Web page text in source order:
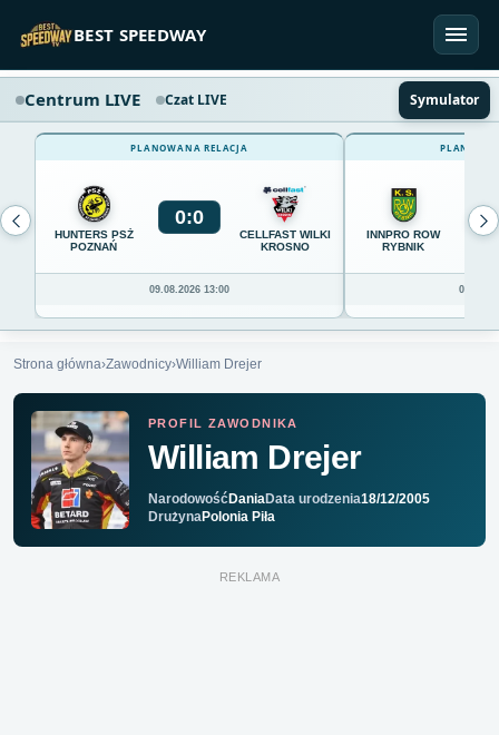
BEST SPEEDWAY
Centrum LIVE Czat LIVE Symulator
PLANOWANA RELACJA
HUNTERS PSŻ
POZNAŃ
0:0
CELLFAST WILKI
KROSNO
09.08.2026 13:00
INNPRO ROW
RYBNIK
0
Strona główna›Zawodnicy›William Drejer
PROFIL ZAWODNIKA
William Drejer
NarodowośćDaniaData urodzenia18/12/2005
DrużynaPolonia Piła
REKLAMA